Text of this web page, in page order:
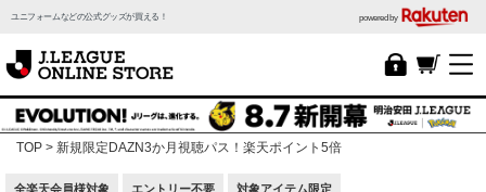
ユニフォームなどの公式グッズが買える！ powered by
TOP 新規限定DAZN3か月視聴パス！楽天ポイント5倍
全楽天会員様対象 エントリー不要 対象アイテム限定